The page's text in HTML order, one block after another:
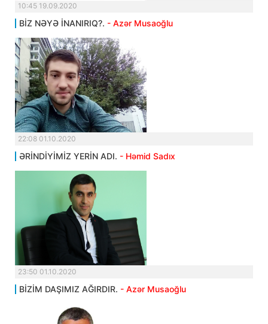
10:45 19.09.2020
BİZ NƏYƏ İNANIRIQ?. - Azər Musaoğlu
22:08 01.10.2020
ƏRİNDİYİMİZ YERİN ADI. - Həmid Sadıx
23:50 01.10.2020
BİZİM DAŞIMIZ AĞIRDIR. - Azər Musaoğlu